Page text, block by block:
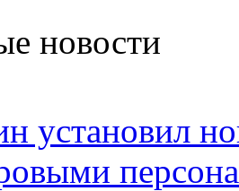
новости
установил